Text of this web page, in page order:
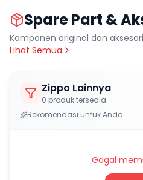
Spare Part &
Komponen original dan
Lihat Semua
Zippo Lainnya
0 produk tersedia
Rekomendasi untuk Anda
Gagal